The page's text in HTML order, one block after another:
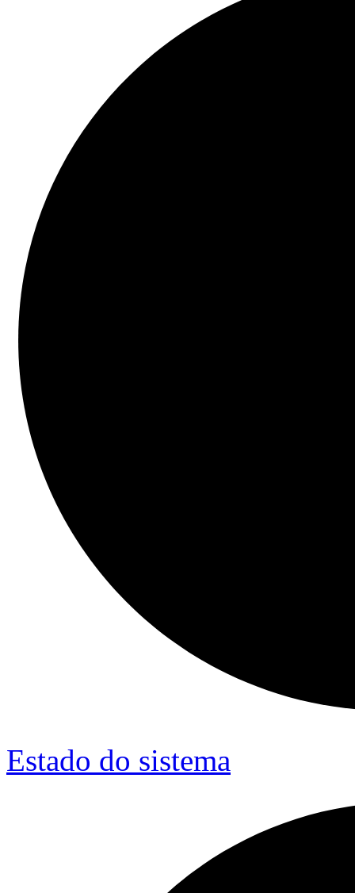
Estado do sistema